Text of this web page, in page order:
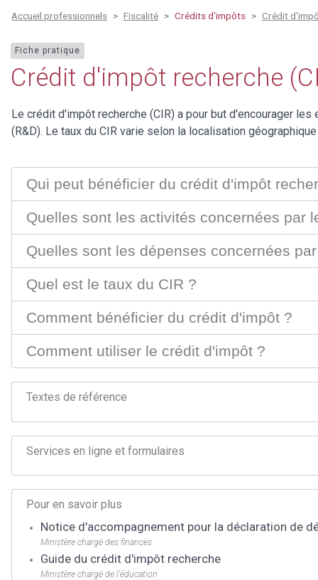
Accueil professionnels Fiscalité Crédits d'impôts Crédit
Fiche pratique
Crédit d'impôt recherche
Le crédit d'impôt recherche (CIR) a pour but d'encourager
(R&D). Le taux du CIR varie selon la localisation
Qui peut bénéficier du crédit d'impôt
Quelles sont les activités concernées par
Quelles sont les dépenses concernées
Quel est le taux du CIR ?
Comment bénéficier du crédit d'impôt ?
Comment utiliser le crédit d'impôt ?
Textes de référence
Services en ligne et formulaires
Pour en savoir plus
Notice d'accompagnement pour la déclaration de
Ministère chargé des finances
Guide du crédit d'impôt recherche
Ministère chargé de l'éducation